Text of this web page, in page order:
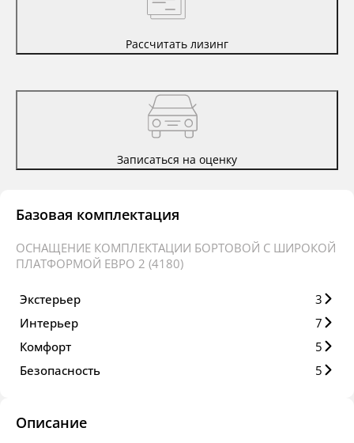
Рассчитать лизинг
Записаться на оценку
Базовая комплектация
ОСНАЩЕНИЕ КОМПЛЕКТАЦИИ БОРТОВОЙ C ШИРОКОЙ
ПЛАТФОРМОЙ ЕВРО 2 (4180)
Экстерьер
3
Интерьер
7
Комфорт
5
Безопасность
5
Описание